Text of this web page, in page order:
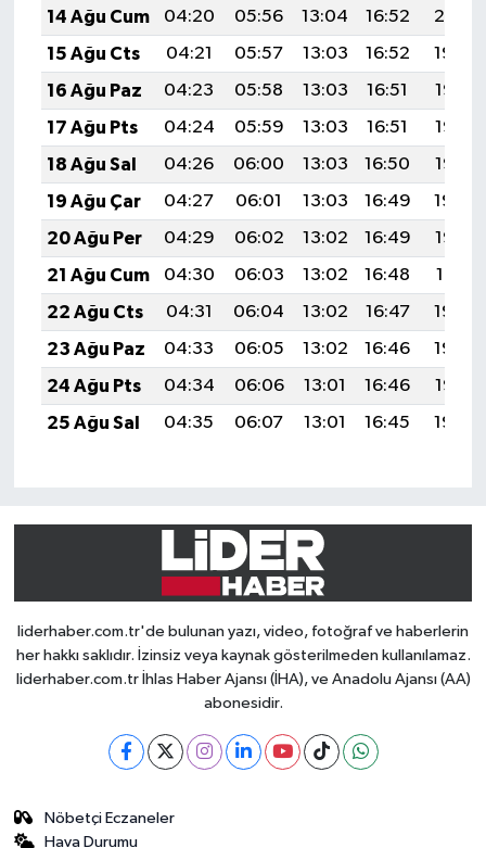
14 Ağu Cum
04:20 05:56 13:04 16:52
20:01
15 Ağu Cts
04:21 05:57 13:03 16:52
19:59
16 Ağu Paz
04:23 05:58 13:03 16:51
19:58
17 Ağu Pts
04:24 05:59 13:03 16:51
19:57
18 Ağu Sal
04:26 06:00 13:03 16:50
19:55
19 Ağu Çar
04:27 06:01 13:03 16:49
19:54
20 Ağu Per
04:29 06:02 13:02 16:49
19:52
21 Ağu Cum
04:30 06:03 13:02 16:48
19:51
22 Ağu Cts
04:31 06:04 13:02 16:47
19:49
23 Ağu Paz
04:33 06:05 13:02 16:46
19:48
24 Ağu Pts
04:34 06:06 13:01 16:46
19:47
25 Ağu Sal
04:35 06:07 13:01 16:45 19:45
liderhaber.com.tr'de bulunan yazı, video, fotoğraf ve haberlerin
her hakkı saklıdır. İzinsiz veya kaynak gösterilmeden kullanılamaz.
liderhaber.com.tr İhlas Haber Ajansı (İHA), ve Anadolu Ajansı (AA)
abonesidir.
Nöbetçi Eczaneler
Hava Durumu